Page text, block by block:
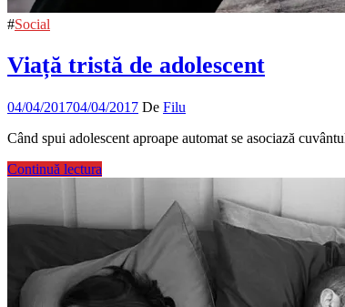
#Social
Viață tristă de adolescent
04/04/201704/04/2017 De Filu
Când spui adolescent aproape automat se asociază
Continuă lectura